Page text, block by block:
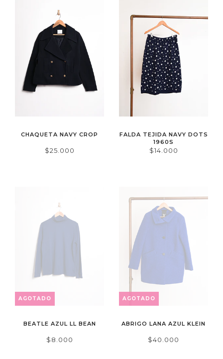
CHAQUETA NAVY CROP
$25.000
FALDA TEJIDA NAVY DOTS
1960S
$14.000
AGOTADO
BEATLE AZUL LL BEAN
$8.000
AGOTADO
ABRIGO LANA AZUL KLEIN
$40.000